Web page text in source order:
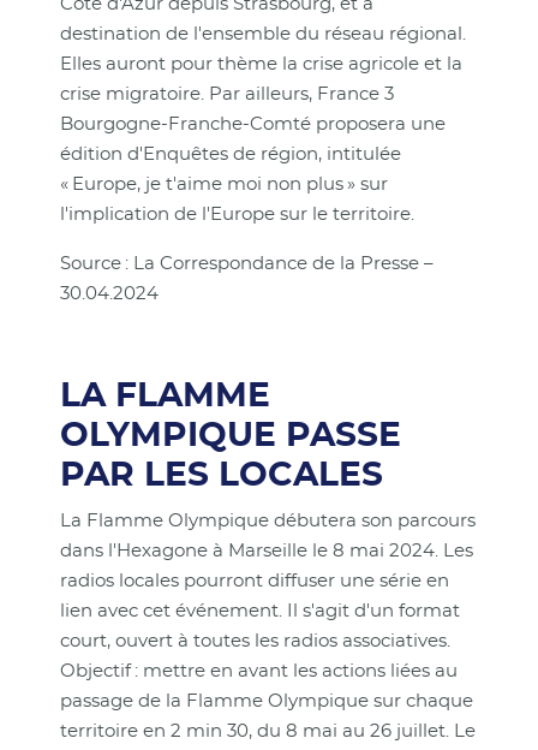
Côte d'Azur depuis Strasbourg, et à
destination de l'ensemble du réseau régional.
Elles auront pour thème la crise agricole et la
crise migratoire. Par ailleurs, France 3
Bourgogne-Franche-Comté proposera une
édition d'Enquêtes de région, intitulée
« Europe, je t'aime moi non plus » sur
l'implication de l'Europe sur le territoire.
Source : La Correspondance de la Presse –
30.04.2024
LA FLAMME
OLYMPIQUE PASSE
PAR LES LOCALES
La Flamme Olympique débutera son parcours
dans l'Hexagone à Marseille le 8 mai 2024. Les
radios locales pourront diffuser une série en
lien avec cet événement. Il s'agit d'un format
court, ouvert à toutes les radios associatives.
Objectif : mettre en avant les actions liées au
passage de la Flamme Olympique sur chaque
territoire en 2 min 30, du 8 mai au 26 juillet. Le